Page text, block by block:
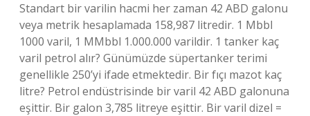
Standart bir varilin hacmi her zaman 42 ABD galonu
veya metrik hesaplamada 158,987 litredir. 1 Mbbl
1000 varil, 1 MMbbl 1.000.000 varildir. 1 tanker kaç
varil petrol alır? Günümüzde süpertanker terimi
genellikle 250’yi ifade etmektedir. Bir fıçı mazot kaç
litre? Petrol endüstrisinde bir varil 42 ABD galonuna
eşittir. Bir galon 3,785 litreye eşittir. Bir varil dizel =